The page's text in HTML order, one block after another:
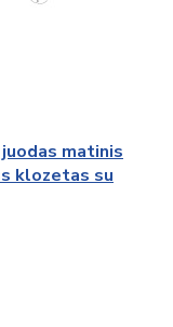
matinis
klozetas su